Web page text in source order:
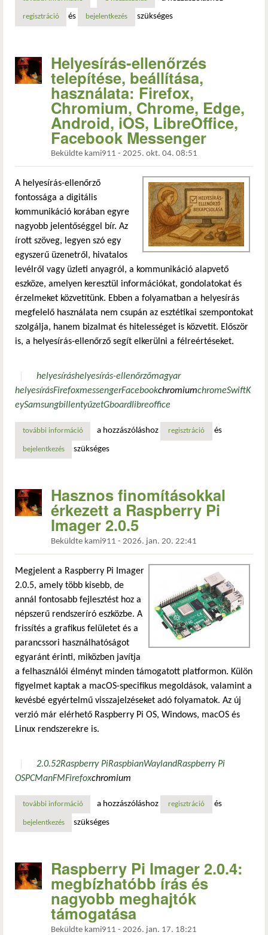
regisztráció és bejelentkezés szükséges
Helyesírás-ellenőrzés
telepítése, beállítása,
használata: Firefox,
Chromium, Chrome, Edge,
Android, iOS, LibreOffice,
Facebook Messenger
Beküldte kami911 - 2025. okt. 04. 08:51
A helyesírás-ellenőrző
fontossága a digitális
kommunikáció korában egyre
nagyobb jelentőséggel bír. Az
írott szöveg, legyen szó egy
egyszerű üzenetről, hivatalos
levélről vagy üzleti anyagról, a kommunikáció alapvető
eszköze, amelyen keresztül információkat, gondolatokat és
érzelmeket közvetítünk. Ebben a folyamatban a helyesírás
megfelelő használata nem csupán az esztétikai szempontokat
szolgálja, hanem bizalmat és hitelességet is közvetít. Először
is, a helyesírás-ellenőrző segít elkerülni a félreértéseket.
helyesíráshelyesírás-ellenőrzőmagyar
helyesírásFirefoxmessengerFacebookchromiumchromeSwiftK
eySamsungbillentyűzetGboardlibreoffice
további információhelyesírás-ellenőrzés telepítése, beállítása, használata:
a hozzászóláshoz regisztráció és
bejelentkezés szükséges
Hasznos finomításokkal
érkezett a Raspberry Pi
Imager 2.0.5
Beküldte kami911 - 2026. jan. 20. 22:41
Megjelent a Raspberry Pi Imager
2.0.5, amely több kisebb, de
annál fontosabb fejlesztést hoz a
népszerű rendszeríró eszközbe. A
frissítés a grafikus felületet és a
parancssori használhatóságot
egyaránt érinti, miközben javítja
a felhasználói élményt minden támogatott platformon. Külön
figyelmet kaptak a macOS-specifikus megoldások, valamint a
kevésbé egyértelmű visszajelzéseket adó folyamatok. Az új
verzió már elérhető Raspberry Pi OS, Windows, macOS és
Linux rendszerekre is.
2.0.52Raspberry PiRaspbianWaylandRaspberry Pi
OSPCManFMFirefoxchromium
további információhasznos finomításokkal érkezett a raspberry pi imager
a hozzászóláshoz regisztráció és
bejelentkezés szükséges
Raspberry Pi Imager 2.0.4:
megbízhatóbb írás és
nagyobb meghajtók
támogatása
Beküldte kami911 - 2026. jan. 17. 18:21